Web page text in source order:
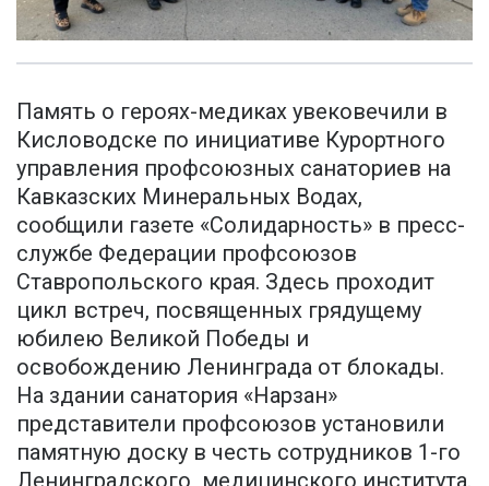
Память о героях-медиках увековечили в
Кисловодске по инициативе Курортного
управления профсоюзных санаториев на
Кавказских Минеральных Водах,
сообщили газете «Солидарность» в пресс-
службе Федерации профсоюзов
Ставропольского края. Здесь проходит
цикл встреч, посвященных грядущему
юбилею Великой Победы и
освобождению Ленинграда от блокады.
На здании санатория «Нарзан»
представители профсоюзов установили
памятную доску в честь сотрудников 1-го